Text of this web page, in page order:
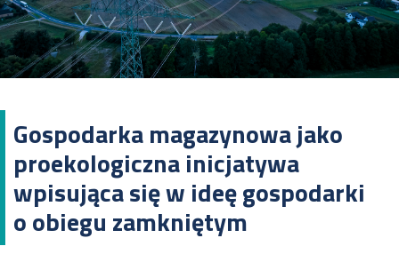
Gospodarka magazynowa jako
proekologiczna inicjatywa
wpisująca się w ideę gospodarki
o obiegu zamkniętym